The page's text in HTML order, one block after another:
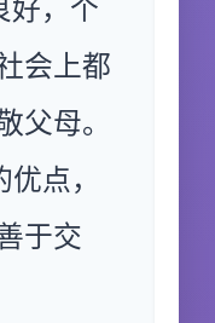
好，个
会上都
父母。
点，
于交